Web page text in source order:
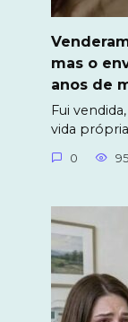
mas o
anos de
Fui
vida própria
0 95